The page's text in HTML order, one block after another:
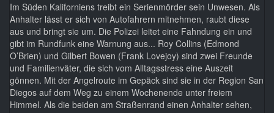
Im Süden Kaliforniens treibt ein Serienmörder sein Unwesen. Als
Anhalter lässt er sich von Autofahrern mitnehmen, raubt diese
aus und bringt sie um. Die Polizei leitet eine Fahndung ein und
gibt im Rundfunk eine Warnung aus... Roy Collins (Edmond
O’Brien) und Gilbert Bowen (Frank Lovejoy) sind zwei Freunde
und Familienväter, die sich vom Alltagsstress eine Auszeit
gönnen. Mit der Angelroute im Gepäck sind sie in der Region San
Diegos auf dem Weg zu einem Wochenende unter freiem
Himmel. Als die beiden am Straßenrand einen Anhalter sehen,